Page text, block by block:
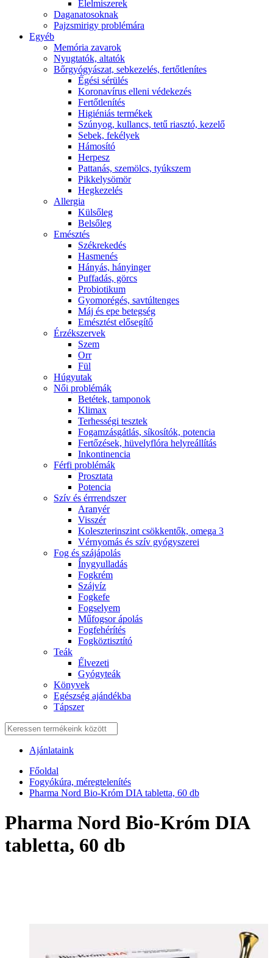
É́lelmiszerek
Daganatosoknak
Pajzsmirigy problémára
Egyéb
Memória zavarok
Nyugtatók, altatók
Bőrgyógyászat, sebkezelés, fertőtlenítes
É́gési sérülés
Koronavírus elleni védekezés
Fertőtlenítés
Higiéniás termékek
Szúnyog, kullancs, tetű riasztó, kezelő
Sebek, fekélyek
Hámosító
Herpesz
Pattanás, szemölcs, tyúkszem
Pikkelysömör
Hegkezelés
Allergia
Külsőleg
Belsőleg
Emésztés
Székrekedés
Hasmenés
Hányás, hányinger
Puffadás, görcs
Probiotikum
Gyomorégés, savtúltenges
Máj és epe betegség
Emésztést elősegítő
Érzékszervek
Szem
Orr
Fül
Húgyutak
Női problémák
Betétek, tamponok
Klimax
Terhességi tesztek
Fogamzásgátlás, síkosítók, potencia
Fertőzések, hüvelyflóra helyreállítás
Inkontinencia
Férfi problémák
Prosztata
Potencia
Szív és érrrendszer
Aranyér
Visszér
Koleszterinszint csökkentők, omega 3
Vérnyomás és szív gyógyszerei
Fog és szájápolás
Í́nygyulladás
Fogkrém
Szájvíz
Fogkefe
Fogselyem
Műfogsor ápolás
Fogfehérítés
Fogköztisztító
Teák
É́lvezeti
Gyógyteák
Könyvek
Egészség ajándékba
Tápszer
Ajánlataink
Főoldal
Fogyókúra, méregtelenítés
Pharma Nord Bio-Króm DIA tabletta, 60 db
Pharma Nord Bio-Króm DIA
tabletta, 60 db